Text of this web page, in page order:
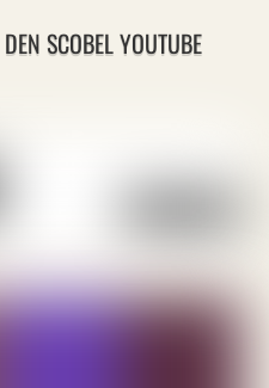
SCOBEL YOUTUBE